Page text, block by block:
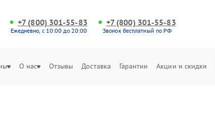
+7 (800) 301-55-83
Ежедневно, с 10:00 до 20:00
+7 (800) 301-55-83
Звонок бесплатный по РФ
О нас Отзывы Доставка Гарантии Акции и скидки